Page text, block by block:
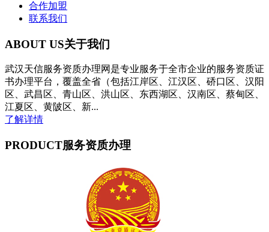
合作加盟
联系我们
ABOUT US关于我们
武汉天信服务资质办理网是专业服务于全市企业的服务资质证
书办理平台，覆盖全省（包括江岸区、江汉区、硚口区、汉阳
区、武昌区、青山区、洪山区、东西湖区、汉南区、蔡甸区、
江夏区、黄陂区、新...
了解详情
PRODUCT服务资质办理